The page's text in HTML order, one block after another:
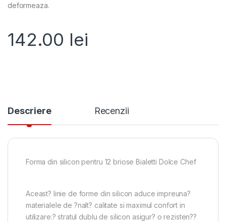
deformeaza.
142.00 lei
Descriere Recenzii
Forma din silicon pentru 12 briose Bialetti Dolce Chef
Aceast? linie de forme din silicon aduce impreuna?
materialele de ?nalt? calitate si maximul confort in
utilizare:? stratul dublu de silicon asigur? o rezisten??